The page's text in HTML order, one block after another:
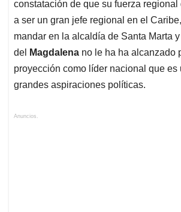
constatación de que su fuerza
a ser un gran jefe regional en el
mandar en la alcaldía de Santa Marta
del
Magdalena no le ha ha alcanzado
proyección como líder nacional que es
grandes aspiraciones políticas.
Anuncios.